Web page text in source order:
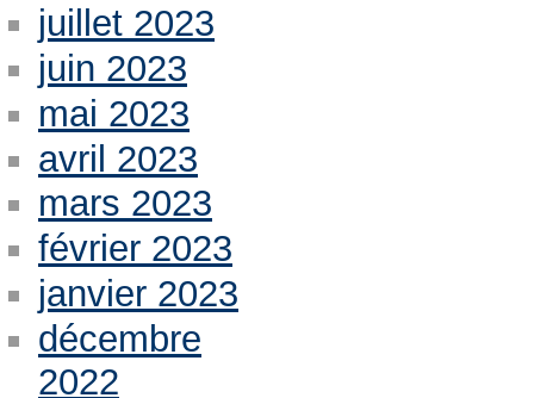
juillet 2023
juin 2023
mai 2023
avril 2023
mars 2023
février 2023
janvier 2023
décembre
2022